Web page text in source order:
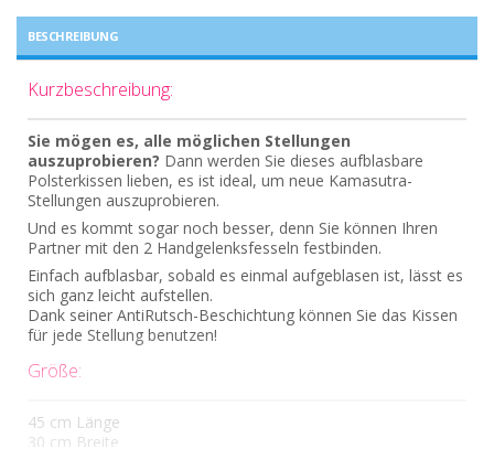
BESCHREIBUNG
Kurzbeschreibung:
Sie mögen es, alle möglichen Stellungen
auszuprobieren? Dann werden Sie dieses aufblasbare
Polsterkissen lieben, es ist ideal, um neue Kamasutra-
Stellungen auszuprobieren.
Und es kommt sogar noch besser, denn Sie können Ihren
Partner mit den 2 Handgelenksfesseln festbinden.
Einfach aufblasbar, sobald es einmal aufgeblasen ist, lässt es
sich ganz leicht aufstellen.
Dank seiner AntiRutsch-Beschichtung können Sie das Kissen
für jede Stellung benutzen!
Größe:
45 cm Länge
30 cm Breite